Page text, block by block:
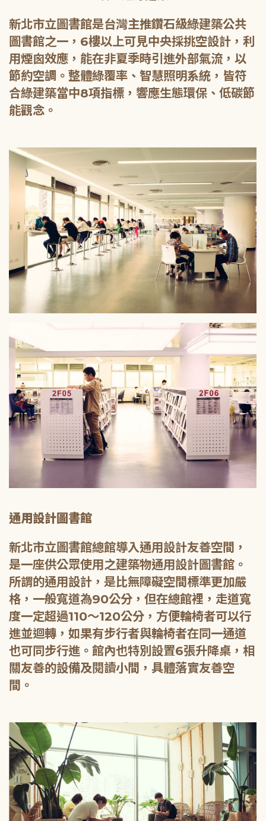
新北市立圖書館是台灣主推鑽石級綠建築公共
圖書館之一，6樓以上可見中央採挑空設計，利
用煙囪效應，能在非夏季時引進外部氣流，以
節約空調。整體綠覆率、智慧照明系統，皆符
合綠建築當中8項指標，響應生態環保、低碳節
能觀念。
通用設計圖書館
新北市立圖書館總館導入通用設計友善空間，
是一座供公眾使用之建築物通用設計圖書館。
所謂的通用設計，是比無障礙空間標準更加嚴
格，一般寬道為90公分，但在總館裡，走道寬
度一定超過110～120公分，方便輪椅者可以行
進並迴轉，如果有步行者與輪椅者在同一通道
也可同步行進。館內也特別設置6張升降桌，相
關友善的設備及閱讀小間，具體落實友善空
間。